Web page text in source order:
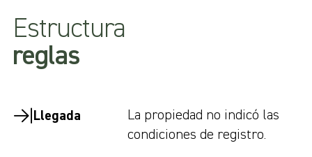
Estructura
reglas
Llegada
La propiedad no indicó las
condiciones de registro.